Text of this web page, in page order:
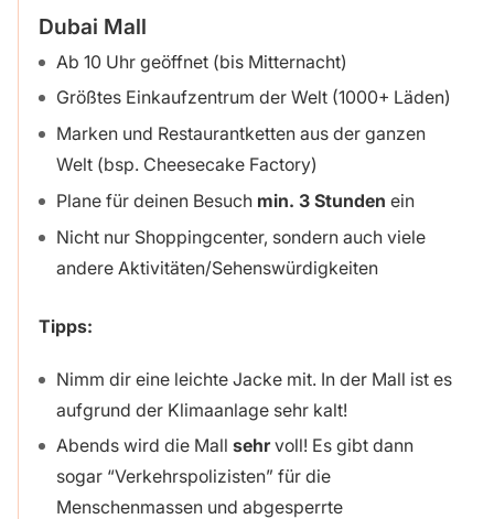
Dubai Mall
Ab 10 Uhr geöffnet (bis Mitternacht)
Größtes Einkaufzentrum der Welt (1000+ Läden)
Marken und Restaurantketten aus der ganzen
Welt (bsp. Cheesecake Factory)
Plane für deinen Besuch min. 3 Stunden ein
Nicht nur Shoppingcenter, sondern auch viele
andere Aktivitäten/Sehenswürdigkeiten
Tipps:
Nimm dir eine leichte Jacke mit. In der Mall ist es
aufgrund der Klimaanlage sehr kalt!
Abends wird die Mall sehrvoll! Es gibt dann
sogar “Verkehrspolizisten” für die
Menschenmassen und abgesperrte